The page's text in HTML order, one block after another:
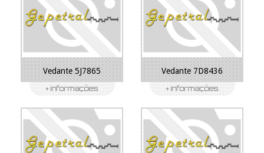
Vedante 5J7865 Vedante 7D8436